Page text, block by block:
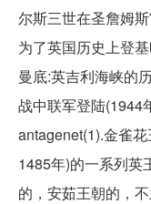
尔斯三世在圣詹姆
为了英国历史上登
曼底:英吉利海峡的
战中联军登陆(1944
antagenet(1).金雀
1485年)的一系列英
的，安茹王朝的，